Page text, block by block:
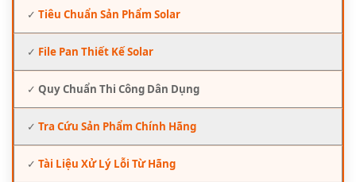
✓ Tiêu Chuẩn Sản Phẩm Solar
✓ File Pan Thiết Kế Solar
✓ Quy Chuẩn Thi Công Dân Dụng
✓ Tra Cứu Sản Phẩm Chính Hãng
✓ Tài Liệu Xử Lý Lỗi Từ Hãng